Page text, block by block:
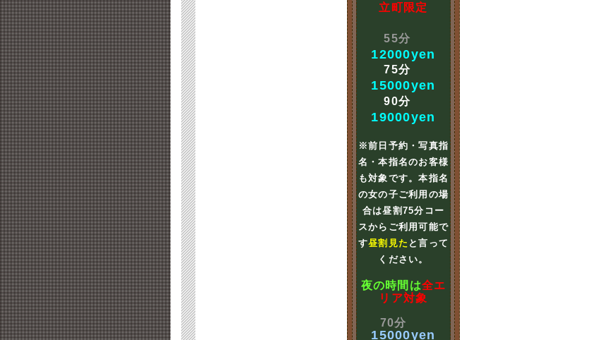
立町限定
55分
12000yen
75分
15000yen
90分
19000yen
※前日予約・写真指
名・本指名のお客様
も対象です。本指名
の女の子ご利用の場
合は昼割75分コー
スからご利用可能で
す昼割見た と言って
ください。
夜の時間は全エ
リア対象
70分
15000yen